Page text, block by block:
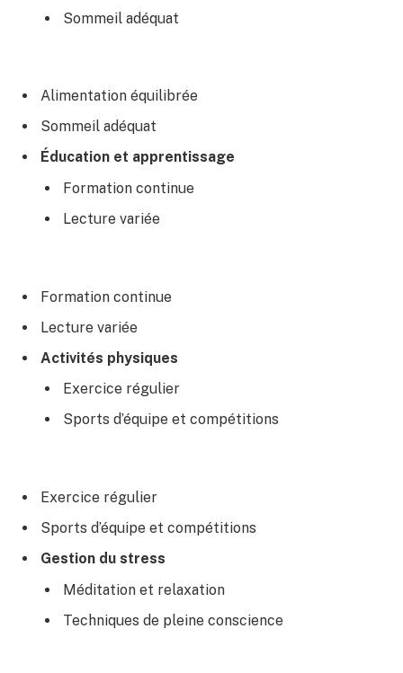
Sommeil adéquat
Alimentation équilibrée
Sommeil adéquat
Éducation et apprentissage
Formation continue
Lecture variée
Formation continue
Lecture variée
Activités physiques
Exercice régulier
Sports d’équipe et compétitions
Exercice régulier
Sports d’équipe et compétitions
Gestion du stress
Méditation et relaxation
Techniques de pleine conscience